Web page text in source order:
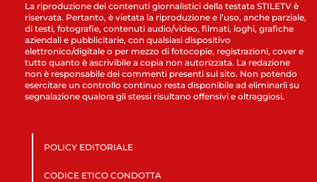
La riproduzione dei contenuti giornalistici della testata STILETV è
riservata. Pertanto, è vietata la riproduzione e l’uso, anche parziale,
di testi, fotografie, contenuti audio/video, filmati, loghi, grafiche
aziendali e pubblicitarie, con qualsiasi dispositivo
elettronico/digitale o per mezzo di fotocopie, registrazioni, cover e
tutto quanto è ascrivibile a copia non autorizzata. La redazione
non è responsabile dei commenti presenti sul sito. Non potendo
esercitare un controllo continuo resta disponibile ad eliminarli su
segnalazione qualora gli stessi risultano offensivi e oltraggiosi.
POLICY EDITORIALE
CODICE ETICO CONDOTTA